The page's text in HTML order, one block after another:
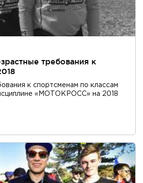
требования к
к спортсменам по классам
«МОТОКРОСС» на 2018